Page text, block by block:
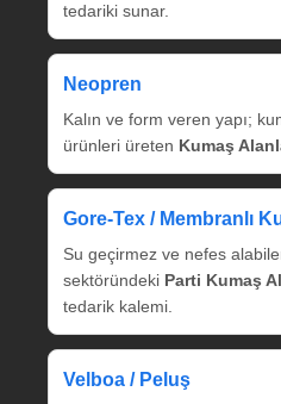
tedariki sunar.
Neopren
Kalın ve form veren yapı;
ürünleri üreten Kumaş
Gore‑Tex / Membranlı
Su geçirmez ve nefes
sektöründeki Parti Kumaş
tedarik kalemi.
Velboa / Peluş